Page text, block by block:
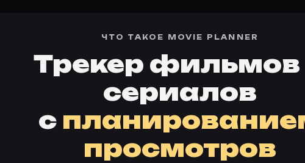
ЧТО ТАКОЕ MOVIE PLANNER
Трекер фильмов
сериалов
с
просмотров